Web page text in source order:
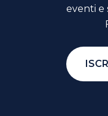
eventi e